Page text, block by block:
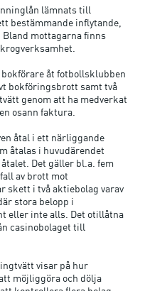
lämnats till
bestämmande inflytande,
mottagarna finns
åt fotbollsklubben
bokföringsbrott samt två
genom att ha medverkat
osann faktura.
åtal i ett närliggande
åtalas i huvudärendet
Det gäller bl.a. fem
av brott mot
skett i två aktiebolag varav
stora belopp i
eller inte alls. Det otillåtna
casinobolaget till
visar på hur
möjliggöra och dölja